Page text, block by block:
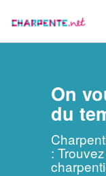
On
du
: